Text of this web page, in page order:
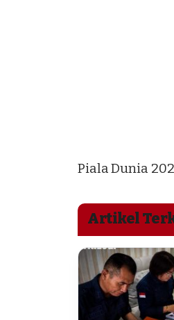
Piala Dunia
Artikel